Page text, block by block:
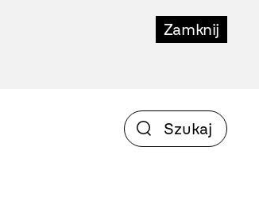
Zamknij